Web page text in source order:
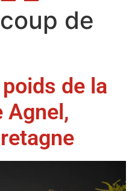
coup de
de la
Agnel,